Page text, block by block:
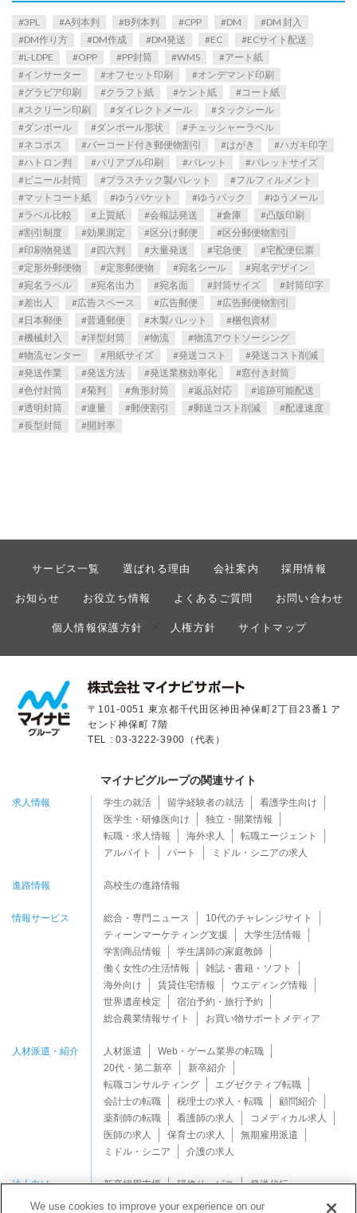
3PL A列本判 B列本判 CPP DM
DM 封入
DM作り方
DM作成 DM発送 EC
ECサイト配送
L-LDPE
OPP PP封筒 WMS
アート紙
インサーター
オフセット印刷
オンデマンド印刷
グラビア印刷
クラフト紙 ケント紙
コート紙
スクリーン印刷
ダイレクトメール
タックシール
ダンボール
ダンボール形状
チェッシャーラベル
ネコポス
バーコード付き郵便物割引 はがき
ハガキ印字
ハトロン判
バリアブル印刷 パレット
パレットサイズ
ビニール封筒
プラスチック製パレット
フルフィルメント
マットコート紙
ゆうパケット ゆうパック
ゆうメール
ラベル比較
上質紙 会報誌発送 倉庫
凸版印刷
割引制度
効果測定 区分け郵便
区分郵便物割引
印刷物発送
四六判 大量発送 宅急便
宅配便伝票
定形外郵便物
定形郵便物 宛名シール
宛名デザイン
宛名ラベル
宛名出力 宛名面 封筒サイズ
封筒印字
差出人
広告スペース 広告郵便
広告郵便物割引
日本郵便
普通郵便 木製パレット
梱包資材
機械封入
洋型封筒 物流
物流アウトソーシング
物流センター
用紙サイズ 発送コスト
発送コスト削減
発送作業
発送方法 発送業務効率化
窓付き封筒
色付封筒
菊判 角形封筒 返品対応
追跡可能配送
透明封筒
連量 郵便割引 郵送コスト削減
配達速度
長型封筒
開封率
サービス一覧 選ばれる理由 会社案内 採用情報
お知らせ お役立ち情報 よくあるご質問 お問い合わせ
個人情報保護方針 > 人権方針 サイトマップ
〒101-0051 東京都千代田区神田神保町2丁目23番1 ア
センド神保町 7階
TEL : 03-3222-3900（代表）
マイナビグループの関連サイト
求人情報 学生の就活 留学経験者の就活
看護学生向け
医学生・研修医向け
独立・開業情報
転職・求人情報
海外求人
転職エージェント
アルバイト
パート ミドル・シニアの求人
進路情報 高校生の進路情報
情報サービス 総合・専門ニュース
10代のチャレンジサイト
ティーンマーケティング支援
大学生活情報
学割商品情報
学生講師の家庭教師
働く女性の生活情報
雑誌・書籍・ソフト
海外向け
賃貸住宅情報
ウエディング情報
世界遺産検定
宿泊予約・旅行予約
総合農業情報サイト
お買い物サポートメディア
人材派遣・紹介 人材派遣
Web・ゲーム業界の転職
20代・第二新卒
新卒紹介
転職コンサルティング
エグゼクティブ転職
会計士の転職
税理士の求人・転職
顧問紹介
薬剤師の転職
看護師の求人
コメディカル求人
医師の求人
保育士の求人
無期雇用派遣
ミドル・シニア
介護の求人
法人向け 新卒採用支援 研修サービス 発送代行
We use cookies to improve your experience on our